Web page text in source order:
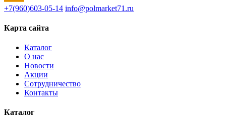
+7(960)603-05-14 info@polmarket71.ru
Карта сайта
Каталог
О нас
Новости
Акции
Сотрудничество
Контакты
Каталог